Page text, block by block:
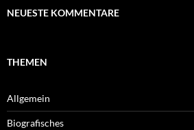
NEUESTE KOMMENTARE
THEMEN
Allgemein
Biografisches